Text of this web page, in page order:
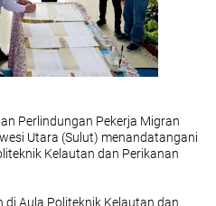
Perlindungan Pekerja Migran
Utara (Sulut) menandatangani
Kelautan dan Perikanan
Aula Politeknik Kelautan dan